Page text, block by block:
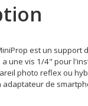
est un support
a une vis 1/4" pour
photo reflex ou
adaptateur de